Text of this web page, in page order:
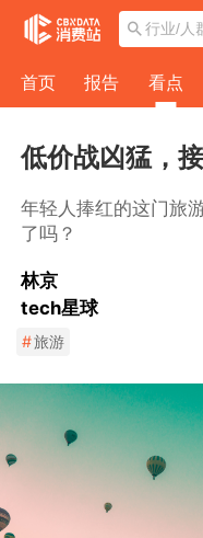
首页 报告 看点
低价战凶猛，
年轻人捧红的这门旅
了吗？
林京
tech星球
#旅游